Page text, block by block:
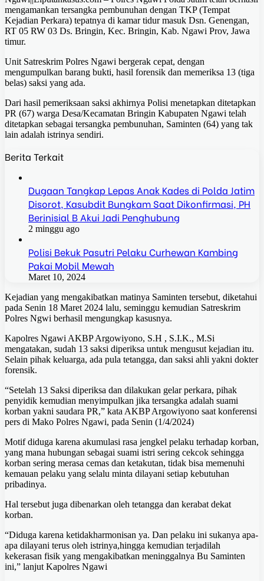
mengamankan tersangka pembunuhan dengan TKP (Tempat
Kejadian Perkara) tepatnya di kamar tidur masuk Dsn. Genengan,
RT 05 RW 03 Ds. Bringin, Kec. Bringin, Kab. Ngawi Prov, Jawa
timur.
Unit Satreskrim Polres Ngawi bergerak cepat, dengan
mengumpulkan barang bukti, hasil forensik dan memeriksa 13 (tiga
belas) saksi yang ada.
Dari hasil pemeriksaan saksi akhirnya Polisi menetapkan ditetapkan
PR (67) warga Desa/Kecamatan Bringin Kabupaten Ngawi telah
ditetapkan sebagai tersangka pembunuhan, Saminten (64) yang tak
lain adalah istrinya sendiri.
Berita Terkait
Dugaan Tangkap Lepas Anak Kades di Polda Jatim
Disorot, Kasubdit Bungkam Saat Dikonfirmasi, PH
Berinisial B Akui Jadi Penghubung
2 minggu ago
Polisi Bekuk Pasutri Pelaku Curhewan Kambing
Pakai Mobil Mewah
Maret 10, 2024
Kejadian yang mengakibatkan matinya Saminten tersebut, diketahui
pada Senin 18 Maret 2024 lalu, seminggu kemudian Satreskrim
Polres Ngwi berhasil mengungkap kasusnya.
Kapolres Ngawi AKBP Argowiyono, S.H , S.I.K., M.Si
mengatakan, sudah 13 saksi diperiksa untuk mengusut kejadian itu.
Selain pihak keluarga, ada pula tetangga, dan saksi ahli yakni dokter
forensik.
“Setelah 13 Saksi diperiksa dan dilakukan gelar perkara, pihak
penyidik kemudian menyimpulkan jika tersangka adalah suami
korban yakni saudara PR,” kata AKBP Argowiyono saat konferensi
pers di Mako Polres Ngawi, pada Senin (1/4/2024)
Motif diduga karena akumulasi rasa jengkel pelaku terhadap korban,
yang mana hubungan sebagai suami istri sering cekcok sehingga
korban sering merasa cemas dan ketakutan, tidak bisa memenuhi
kemauan pelaku yang selalu minta dilayani setiap kebutuhan
pribadinya.
Hal tersebut juga dibenarkan oleh tetangga dan kerabat dekat
korban.
“Diduga karena ketidakharmonisan ya. Dan pelaku ini sukanya apa-
apa dilayani terus oleh istrinya,hingga kemudian terjadilah
kekerasan fisik yang mengakibatkan meninggalnya Bu Saminten
ini,” lanjut Kapolres Ngawi